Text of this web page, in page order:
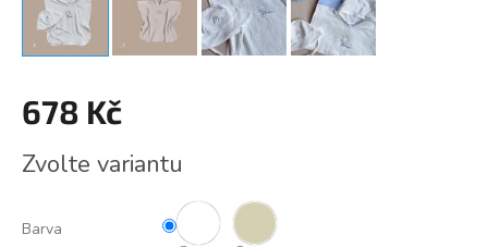
678 Kč
cena:
Zvolte variantu
Barva